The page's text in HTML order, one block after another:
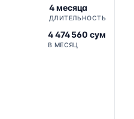
4 месяца
ДЛИТЕЛЬНОСТЬ
4 474 560 сум
В МЕСЯЦ